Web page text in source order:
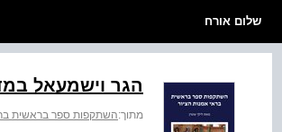
שלום אורח
הגר וישמעאל
מתוך:השתקפות ספר בראשית